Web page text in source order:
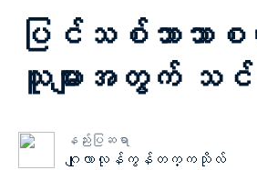
ပြင်သစ်ဘာသာစကာ
သူများအတွက် သ
နည်းပြဆရာ
ဂျုလာလုန်ကွန်တက္ကသိုလ်